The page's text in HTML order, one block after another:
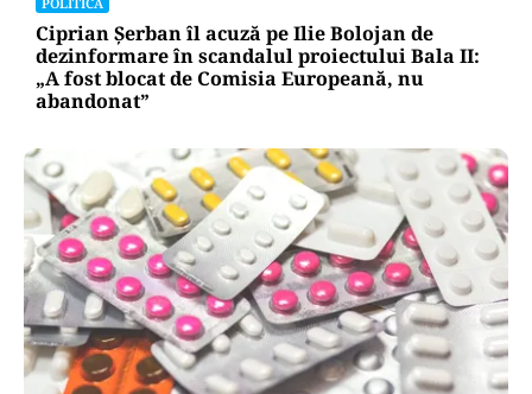
Ciprian Șerban îl acuză pe Ilie Bolojan de
dezinformare în scandalul proiectului Bala II:
„A fost blocat de Comisia Europeană, nu
abandonat”